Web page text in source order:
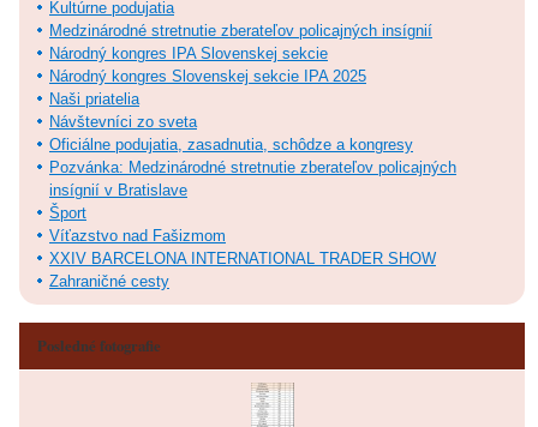
Kultúrne podujatia
Medzinárodné stretnutie zberateľov policajných insígnií
Národný kongres IPA Slovenskej sekcie
Národný kongres Slovenskej sekcie IPA 2025
Naši priatelia
Návštevníci zo sveta
Oficiálne podujatia, zasadnutia, schôdze a kongresy
Pozvánka: Medzinárodné stretnutie zberateľov policajných
insígnií v Bratislave
Šport
Víťazstvo nad Fašizmom
XXIV BARCELONA INTERNATIONAL TRADER SHOW
Zahraničné cesty
Posledné fotografie